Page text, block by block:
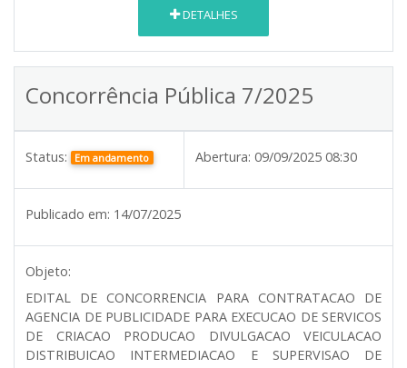
DETALHES
Concorrência Pública 7/2025
Status: Em andamento Abertura: 09/09/2025 08:30
Publicado em: 14/07/2025
Objeto:
EDITAL DE CONCORRENCIA PARA CONTRATACAO DE
AGENCIA DE PUBLICIDADE PARA EXECUCAO DE SERVICOS
DE CRIACAO PRODUCAO DIVULGACAO VEICULACAO
DISTRIBUICAO INTERMEDIACAO E SUPERVISAO DE